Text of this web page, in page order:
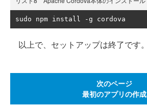
sudo npm install -g cordova
以上で、セットアップは終了です。
次のページ
最初のアプリの作成